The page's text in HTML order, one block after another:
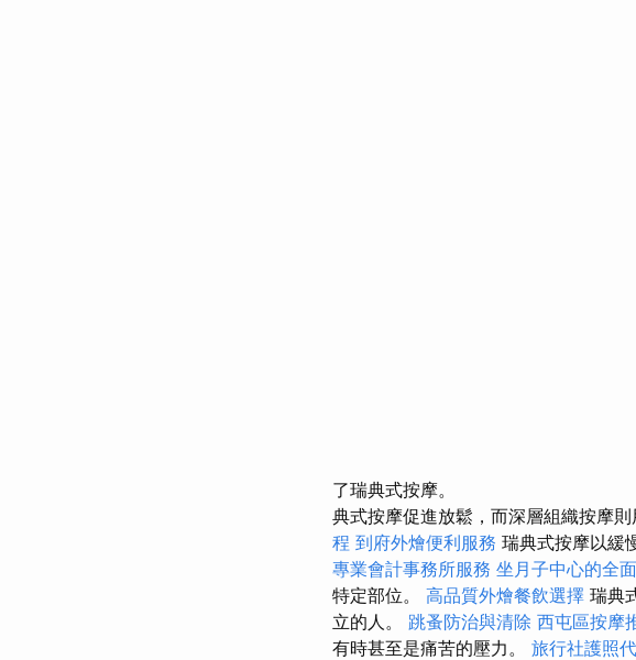
了瑞典式按摩。
典式按摩促進放鬆，而深層組織按摩
程 到府外燴便利服務 瑞典式按摩以緩
專業會計事務所服務 坐月子中心的全
特定部位。 高品質外燴餐飲選擇 瑞典
立的人。 跳蚤防治與清除 西屯區按摩
有時甚至是痛苦的壓力。 旅行社護照